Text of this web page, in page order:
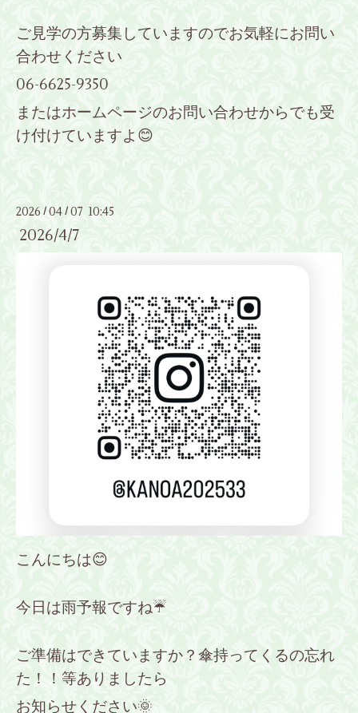
ご見学の方募集していますのでお気軽にお問い
合わせください
06-6625-9350
またはホームページのお問い合わせからでも受
け付けていますよ😊
2026 / 04 /07 10:45
2026/4/7
こんにちは😊
今日は雨予報ですね☔
ご準備はできていますか？傘持ってくるの忘れ
た！！等ありましたら
お知らせください🌞